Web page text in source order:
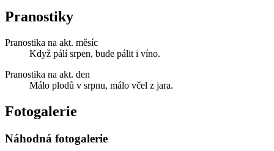
Pranostiky
Pranostika na akt. měsíc
Když pálí srpen, bude pálit i víno.
Pranostika na akt. den
Málo plodů v srpnu, málo včel z jara.
Fotogalerie
Náhodná fotogalerie